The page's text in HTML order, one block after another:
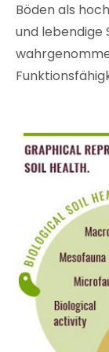
Böden als
und lebendige